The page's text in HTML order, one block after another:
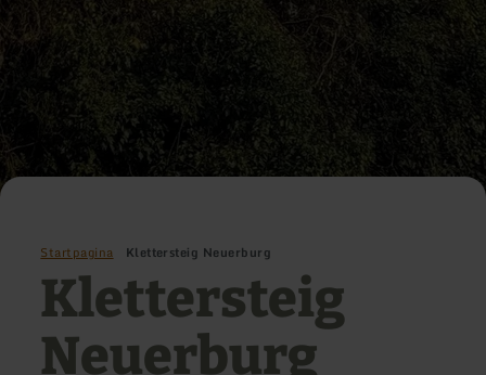
Startpagina Klettersteig Neuerburg
Klettersteig
Neuerburg